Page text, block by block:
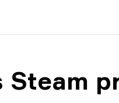
Steam